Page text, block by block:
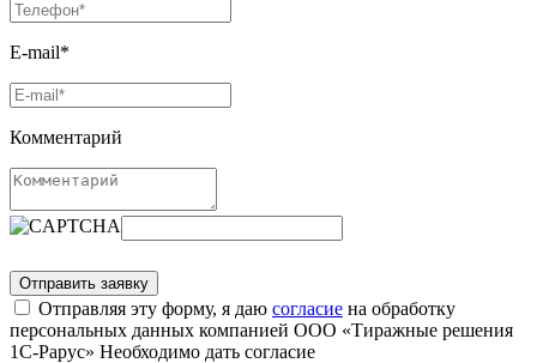
E-mail*
Комментарий
Отправляя эту форму, я даю согласие на обработку
персональных данных компанией ООО «Тиражные решения
1С-Рарус» Необходимо дать согласие